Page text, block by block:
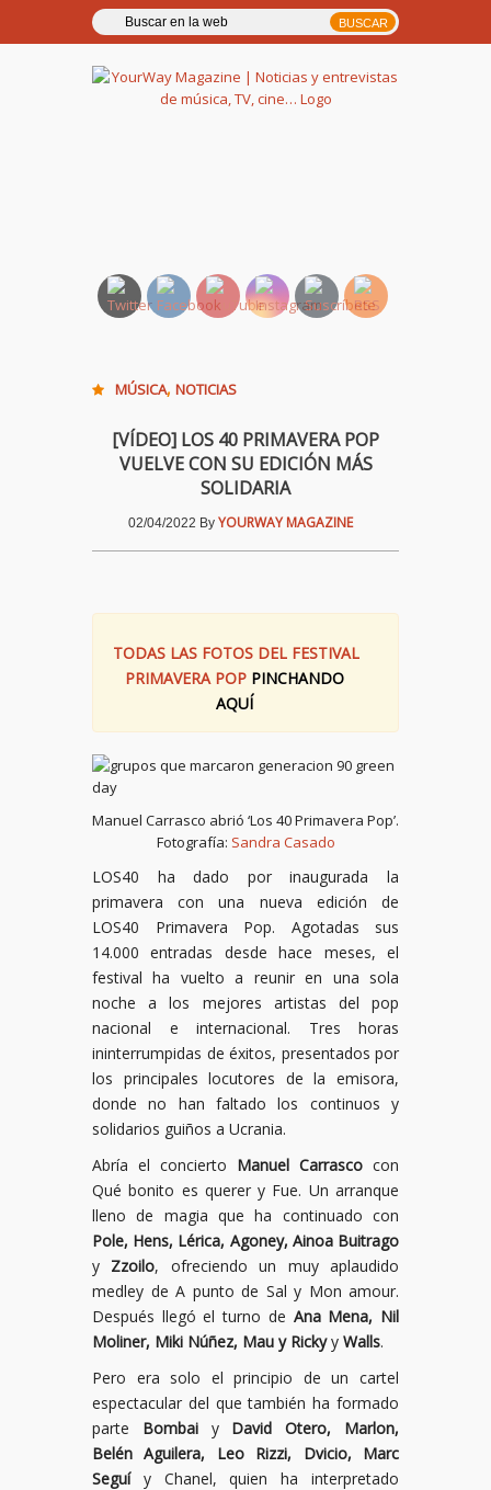
MÚSICA, NOTICIAS
[VÍDEO] LOS 40 PRIMAVERA POP
VUELVE CON SU EDICIÓN MÁS
SOLIDARIA
02/04/2022 By YOURWAY MAGAZINE
TODAS LAS FOTOS DEL FESTIVAL
PRIMAVERA POP PINCHANDO
AQUÍ
Manuel Carrasco abrió ‘Los 40 Primavera Pop’.
Fotografía: Sandra Casado
LOS40 ha dado por inaugurada la
primavera con una nueva edición de
LOS40 Primavera Pop. Agotadas sus
14.000 entradas desde hace meses, el
festival ha vuelto a reunir en una sola
noche a los mejores artistas del pop
nacional e internacional. Tres horas
ininterrumpidas de éxitos, presentados por
los principales locutores de la emisora,
donde no han faltado los continuos y
solidarios guiños a Ucrania.
Abría el concierto Manuel Carrasco con
Qué bonito es querer y Fue. Un arranque
lleno de magia que ha continuado con
Pole, Hens, Lérica, Agoney, Ainoa Buitrago
y Zzoilo, ofreciendo un muy aplaudido
medley de A punto de Sal y Mon amour.
Después llegó el turno de Ana Mena, Nil
Moliner, Miki Núñez, Mau y Rickyy Walls.
Pero era solo el principio de un cartel
espectacular del que también ha formado
parte Bombaiy David Otero, Marlon,
Belén Aguilera, Leo Rizzi, Dvicio, Marc
Seguíy Chanel, quien ha interpretado